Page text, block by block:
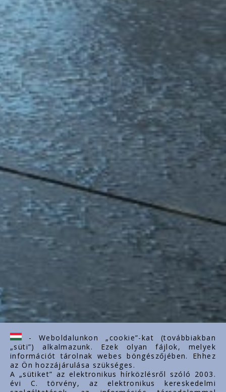
- Weboldalunkon „cookie”-kat (továbbiakban
„süti”) alkalmazunk. Ezek olyan fájlok, melyek
információt tárolnak webes böngészőjében. Ehhez
az Ön hozzájárulása szükséges.
A „sütiket” az elektronikus hírközlésről szóló 2003.
évi C. törvény, az elektronikus kereskedelmi